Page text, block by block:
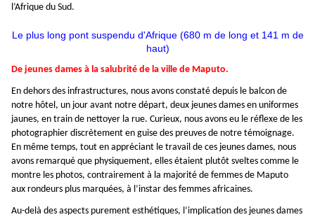
l’Afrique du Sud.
Le plus long pont suspendu d'Afrique (680 m de long et 141 m de
haut)
De jeunes dames à la salubrité de la ville de Maputo.
En dehors des infrastructures, nous avons constaté depuis le balcon de
notre hôtel, un jour avant notre départ, deux jeunes dames en uniformes
jaunes, en train de nettoyer la rue. Curieux, nous avons eu le réflexe de les
photographier discrètement en guise des preuves de notre témoignage.
En même temps, tout en appréciant le travail de ces jeunes dames, nous
avons remarqué que physiquement, elles étaient plutôt sveltes comme le
montre les photos, contrairement à la majorité de femmes de Maputo
aux rondeurs plus marquées, à l’instar des femmes africaines.
Au-delà des aspects purement esthétiques, l’implication des jeunes dames